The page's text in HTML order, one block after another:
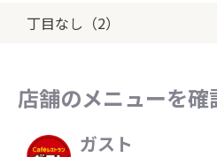
丁目なし（2）
店舗のメニューを確
ガスト